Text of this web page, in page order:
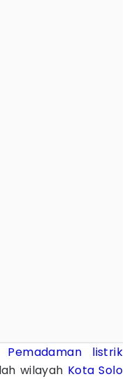
Pemadaman listrik
wilayah Kota Solo